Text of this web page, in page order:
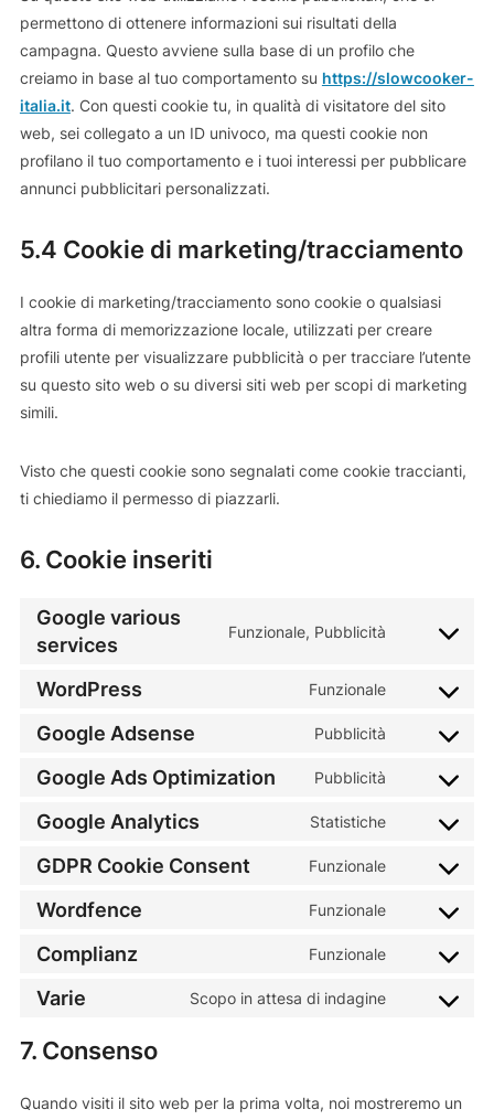
permettono di ottenere informazioni sui risultati della
campagna. Questo avviene sulla base di un profilo che
creiamo in base al tuo comportamento su https://slowcooker-
italia.it. Con questi cookie tu, in qualità di visitatore del sito
web, sei collegato a un ID univoco, ma questi cookie non
profilano il tuo comportamento e i tuoi interessi per pubblicare
annunci pubblicitari personalizzati.
5.4 Cookie di marketing/tracciamento
I cookie di marketing/tracciamento sono cookie o qualsiasi
altra forma di memorizzazione locale, utilizzati per creare
profili utente per visualizzare pubblicità o per tracciare l’utente
su questo sito web o su diversi siti web per scopi di marketing
simili.
Visto che questi cookie sono segnalati come cookie traccianti,
ti chiediamo il permesso di piazzarli.
6. Cookie inseriti
Google various
services
Funzionale, Pubblicità
Consent
service
various-
WordPress Funzionale
Consent
service
wordpress
Google Adsense Pubblicità
Consent
service
google-
Google Ads Optimization Pubblicità
Consent
service
google-
optimization
Google Analytics Statistiche
Consent
service
google-
GDPR Cookie Consent Funzionale
Consent
service
gdpr-
consent
Wordfence Funzionale
Consent
service
wordfence
Complianz Funzionale
Consent
service
Varie Scopo in attesa di indagine
Consent
7. Consenso
Quando visiti il sito web per la prima volta, noi mostreremo un